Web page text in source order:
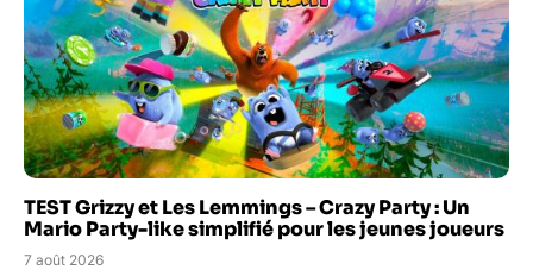
TEST Grizzy et Les Lemmings – Crazy Party : Un
Mario Party-like simplifié pour les jeunes joueurs
7 août 2026